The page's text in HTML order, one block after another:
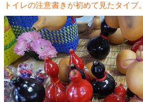
トイレの注意書きが初めて見たタイプ。